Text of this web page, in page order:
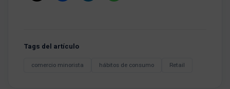
Tags del artículo
comercio minorista hábitos de consumo Retail